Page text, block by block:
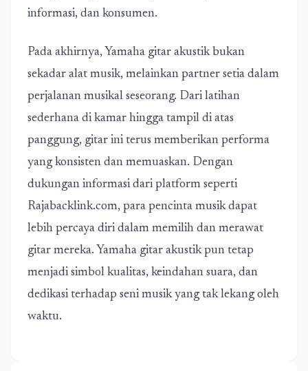
informasi, dan konsumen.
Pada akhirnya, Yamaha gitar akustik bukan
sekadar alat musik, melainkan partner setia dalam
perjalanan musikal seseorang. Dari latihan
sederhana di kamar hingga tampil di atas
panggung, gitar ini terus memberikan performa
yang konsisten dan memuaskan. Dengan
dukungan informasi dari platform seperti
Rajabacklink.com, para pencinta musik dapat
lebih percaya diri dalam memilih dan merawat
gitar mereka. Yamaha gitar akustik pun tetap
menjadi simbol kualitas, keindahan suara, dan
dedikasi terhadap seni musik yang tak lekang oleh
waktu.